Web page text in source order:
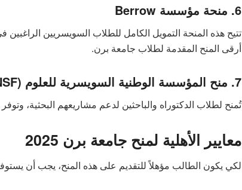
6. منحة مؤسسة Berrow
تتيح هذه المنحة التمويل الكامل للطلاب السويسريين
أرقى المنح المقدمة لطلاب جامعة برن.
7. منح المؤسسة الوطنية السويسرية للعلوم (SNSF)
تُمنح لطلاب الدكتوراه والباحثين لدعم مشاريعهم البحثية،
معايير الأهلية لمنح جامعة برن 2025
لكي يكون الطالب مؤهلاً للتقديم على هذه المنح، يجب أن يستوفي